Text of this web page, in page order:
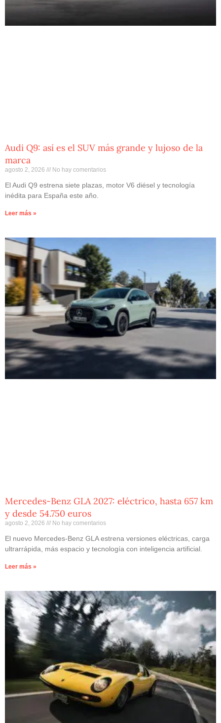
Audi Q9: así es el SUV más grande y lujoso de la
marca
agosto 2, 2026 No hay comentarios
El Audi Q9 estrena siete plazas, motor V6 diésel y tecnología
inédita para España este año.
Leer más »
Mercedes-Benz GLA 2027: eléctrico, hasta 657 km
y desde 54.750 euros
agosto 2, 2026 No hay comentarios
El nuevo Mercedes-Benz GLA estrena versiones eléctricas, carga
ultrarrápida, más espacio y tecnología con inteligencia artificial.
Leer más »